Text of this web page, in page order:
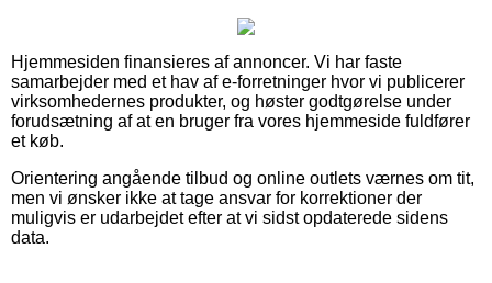
Hjemmesiden finansieres af annoncer. Vi har faste
samarbejder med et hav af e-forretninger hvor vi publicerer
virksomhedernes produkter, og høster godtgørelse under
forudsætning af at en bruger fra vores hjemmeside fuldfører
et køb.
Orientering angående tilbud og online outlets værnes om tit,
men vi ønsker ikke at tage ansvar for korrektioner der
muligvis er udarbejdet efter at vi sidst opdaterede sidens
data.